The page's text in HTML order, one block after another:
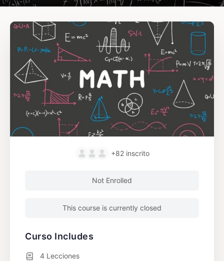
+82 inscrito
Not Enrolled
This course is currently closed
Curso Includes
4 Lecciones